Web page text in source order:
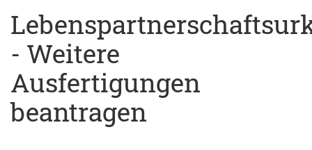
- Weitere
Ausfertigungen
beantragen